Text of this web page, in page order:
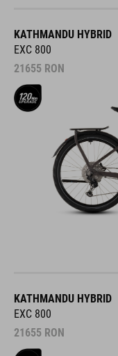
KATHMANDU HYBRID
EXC 800
21655 RON
KATHMANDU HYBRID
EXC 800
21655 RON